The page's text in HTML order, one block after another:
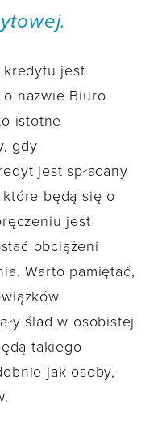
kredytu jest
nazwie Biuro
istotne
gdy
jest spłacany
będą się o
jest
obciążeni
Warto pamiętać,
ślad w osobistej
takiego
jak osoby,